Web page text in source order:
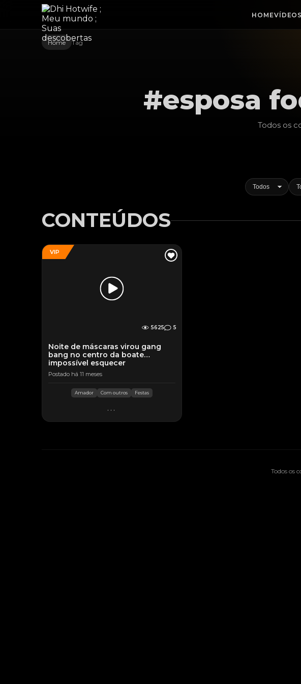
HOME
Home Tag
#esposa
Todos os
CONTEÚDOS
VIP
5625 5
Noite de máscaras virou gang
bang no centro da boate…
impossível esquecer
Postado há 11 meses
Amador Com outros Festas
...
Todos os